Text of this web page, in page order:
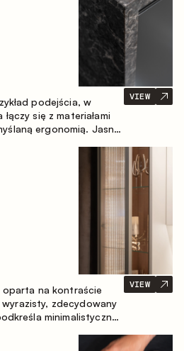
podejścia, w
się z materiałami
ergonomią. Jasna
VIEW
oparta na kontraście
zdecydowany
minimalistyczny i
VIEW